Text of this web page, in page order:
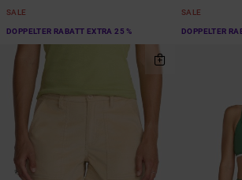
SALE
DOPPELTER RABATT EXTRA 25 %
SALE
DOPPELTER